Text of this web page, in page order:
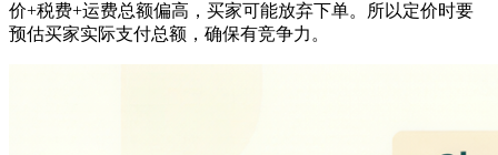
价+税费+运费总额偏高，买家可能放弃下单。所以定价时要
预估买家实际支付总额，确保有竞争力。